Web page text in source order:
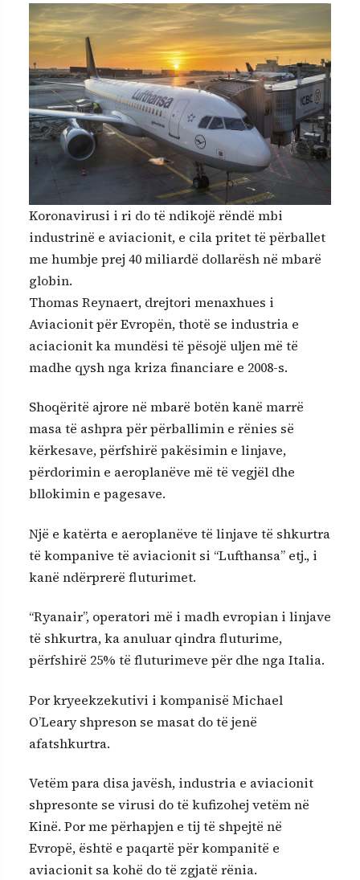
Koronavirusi i ri do të ndikojë rëndë mbi
industrinë e aviacionit, e cila pritet të përballet
me humbje prej 40 miliardë dollarësh në mbarë
globin.
Thomas Reynaert, drejtori menaxhues i
Aviacionit për Evropën, thotë se industria e
aciacionit ka mundësi të pësojë uljen më të
madhe qysh nga kriza financiare e 2008-s.
Shoqëritë ajrore në mbarë botën kanë marrë
masa të ashpra për përballimin e rënies së
kërkesave, përfshirë pakësimin e linjave,
përdorimin e aeroplanëve më të vegjël dhe
bllokimin e pagesave.
Një e katërta e aeroplanëve të linjave të shkurtra
të kompanive të aviacionit si “Lufthansa” etj., i
kanë ndërprerë fluturimet.
“Ryanair”, operatori më i madh evropian i linjave
të shkurtra, ka anuluar qindra fluturime,
përfshirë 25% të fluturimeve për dhe nga Italia.
Por kryeekzekutivi i kompanisë Michael
O’Leary shpreson se masat do të jenë
afatshkurtra.
Vetëm para disa javësh, industria e aviacionit
shpresonte se virusi do të kufizohej vetëm në
Kinë. Por me përhapjen e tij të shpejtë në
Evropë, është e paqartë për kompanitë e
aviacionit sa kohë do të zgjatë rënia.